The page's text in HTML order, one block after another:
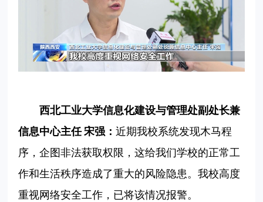
西北工业大学信息化建设与管理处副处长兼
信息中心主任 宋强：近期我校系统发现木马程
序，企图非法获取权限，这给我们学校的正常工
作和生活秩序造成了重大的风险隐患。我校高度
重视网络安全工作，已将该情况报警。